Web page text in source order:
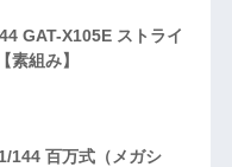
GAT-X105E ストライ
素組み】
144 百万式（メガシ